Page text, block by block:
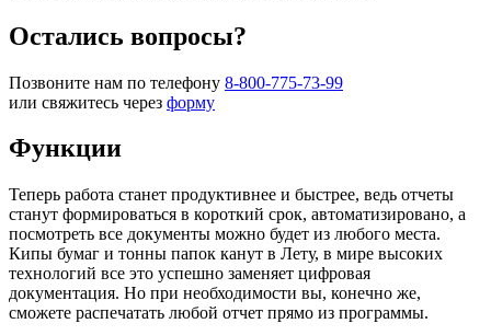
Остались вопросы?
Позвоните нам по телефону 8-800-775-73-99
или свяжитесь через форму
Функции
Теперь работа станет продуктивнее и быстрее, ведь отчеты
станут формироваться в короткий срок, автоматизировано, а
посмотреть все документы можно будет из любого места.
Кипы бумаг и тонны папок канут в Лету, в мире высоких
технологий все это успешно заменяет цифровая
документация. Но при необходимости вы, конечно же,
сможете распечатать любой отчет прямо из программы.